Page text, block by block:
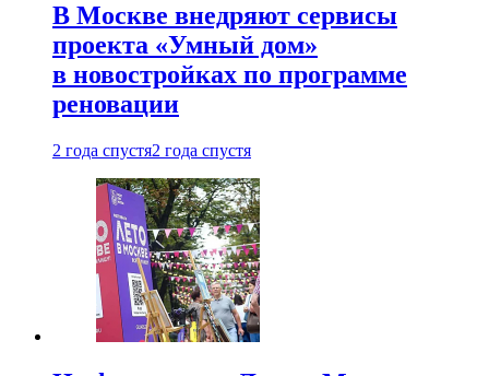
В Москве внедряют сервисы
проекта «Умный дом»
в новостройках по программе
реновации
2 года спустя2 года спустя